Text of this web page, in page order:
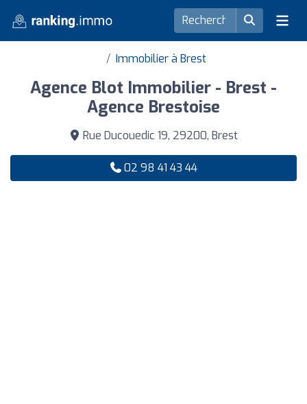
Immobilier à Brest
Agence Blot Immobilier - Brest -
Agence Brestoise
Rue Ducouedic 19, 29200, Brest
02 98 41 43 44